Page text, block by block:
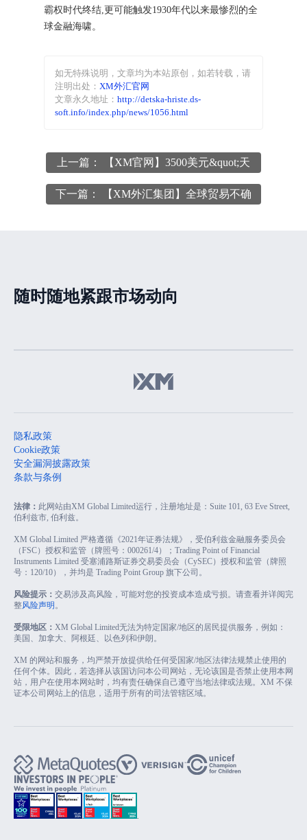
霸权时代终结,更可能触发1930年代以来最惨烈的全
球金融海啸。
如无特殊说明，文章均为本站原创 ，如若转载，请
注明出处： XM外汇官网
文章永久地址： http://detska-hriste.ds-
soft.info/index.php/news/1056.html
上一篇： 【XM官网】3500美元&quot;天
花板&quot;后抢筹良机?黄金回调验证强势
本色
下一篇： 【XM外汇集团】全球贸易不确
随时随地紧跟市场动向
隐私政策
Cookie政策
安全漏洞披露政策
条款与条例
法律： 此网站由XM Global Limited运行，注册地址是：Suite 101, 63 Eve Street,
伯利兹市, 伯利兹。
XM Global Limited 严格遵循《2021年证券法规》，受伯利兹金融服务委员会
（FSC）授权和监管（牌照号：000261/4）；Trading Point of Financial
Instruments Limited 受塞浦路斯证券交易委员会（CySEC）授权和监管（牌照
号：120/10），并均是 Trading Point Group 旗下公司。
风险提示： 交易涉及高风险，可能对您的投资成本造成亏损。请查看并详阅完
整风险声明 。
受限地区： XM Global Limited无法为特定国家/地区的居民提供服务，例如：
美国、加拿大、阿根廷、以色列和伊朗。
XM 的网站和服务，均严禁开放提供给任何受国家/地区法律法规禁止使用的
任何个体。因此，若选择从该国访问本公司网站，无论该国是否禁止使用本网
站，用户在使用本网站时，均有责任确保自己遵守当地法律或法规。XM 不保
证本公司网站上的信息，适用于所有的司法管辖区域。